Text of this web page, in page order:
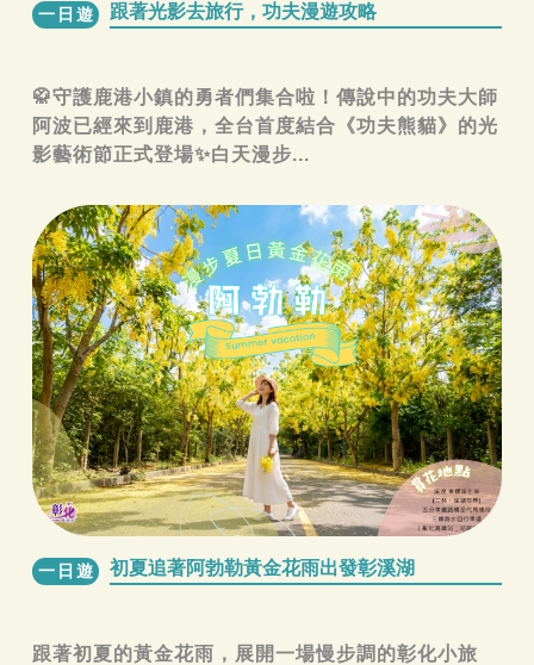
一日遊 跟著光影去旅行，功夫漫遊攻略
🥋守護鹿港小鎮的勇者們集合啦！傳說中的功夫大師
阿波已經來到鹿港，全台首度結合《功夫熊貓》的光
影藝術節正式登場✨白天漫步...
一日遊 初夏追著阿勃勒黃金花雨出發彰溪湖
跟著初夏的黃金花雨，展開一場慢步調的彰化小旅